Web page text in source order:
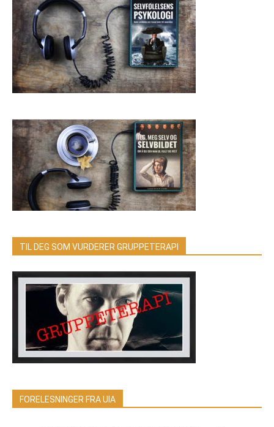
TIL DEG SOM VURDERER GRUPPETERAPI
FORELESNINGER FRA UIA